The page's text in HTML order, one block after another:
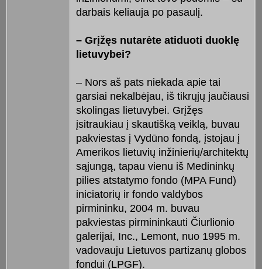
darbais keliauja po pasaulį.
– Grįžęs nutarėte atiduoti duoklę
lietuvybei?
– Nors aš pats niekada apie tai
garsiai nekalbėjau, iš tikrųjų jaučiausi
skolingas lietuvybei. Grįžęs
įsitraukiau į skautišką veiklą, buvau
pakviestas į Vydūno fondą, įstojau į
Amerikos lietuvių inžinierių/architektų
sąjungą, tapau vienu iš Medininkų
pilies atstatymo fondo (MPA Fund)
iniciatorių ir fondo valdybos
pirmininku, 2004 m. buvau
pakviestas pirmininkauti Čiurlionio
galerijai, Inc., Lemont, nuo 1995 m.
vadovauju Lietuvos partizanų globos
fondui (LPGF).